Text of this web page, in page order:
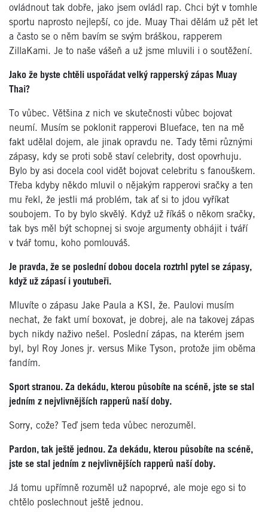
ovládnout tak dobře, jako jsem ovládl rap. Chci být v tomhle
sportu naprosto nejlepší, co jde. Muay Thai dělám už pět let
a často se o něm bavím se svým bráškou, rapperem
ZillaKami. Je to naše vášeň a už jsme mluvili i o soutěžení.
Jako že byste chtěli uspořádat velký rapperský zápas Muay
Thai?
To vůbec. Většina z nich ve skutečnosti vůbec bojovat
neumí. Musím se poklonit rapperovi Blueface, ten na mě
fakt udělal dojem, ale jinak opravdu ne. Tady těmi různými
zápasy, kdy se proti sobě staví celebrity, dost opovrhuju.
Bylo by asi docela cool vidět bojovat celebritu s fanouškem.
Třeba kdyby někdo mluvil o nějakým rapperovi sračky a ten
mu řekl, že jestli má problém, tak ať si to jdou vyříkat
soubojem. To by bylo skvělý. Když už říkáš o někom sračky,
tak bys měl být schopnej si svoje argumenty obhájit i tváří
v tvář tomu, koho pomlouváš.
Je pravda, že se poslední dobou docela roztrhl pytel se zápasy,
když už zápasí i youtubeři.
Mluvíte o zápasu Jake Paula a KSI, že. Paulovi musím
nechat, že fakt umí boxovat, je dobrej, ale na takovej zápas
bych nikdy naživo nešel. Poslední zápas, na kterém jsem
byl, byl Roy Jones jr. versus Mike Tyson, protože jim oběma
fandím.
Sport stranou. Za dekádu, kterou působíte na scéně, jste se stal
jedním z nejvlivnějších rapperů naší doby.
Sorry, cože? Teď jsem teda vůbec nerozuměl.
Pardon, tak ještě jednou. Za dekádu, kterou působíte na scéně,
jste se stal jedním z nejvlivnějších rapperů naší doby.
Já tomu upřímně rozuměl už napoprvé, ale moje ego si to
chtělo poslechnout ještě jednou.